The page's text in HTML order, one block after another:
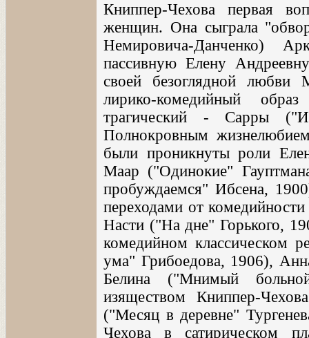
Книппер-Чехова первая
женщин. Она сыграла
Немировича-Данченко)
пассивную Елену
своей безоглядной
лирико-комедийный
трагический - Сарры
Полнокровным
были проникнуты роли
Маар ("Одинокие"
пробуждаемся" Ибсена,
переходами от
Насти ("На дне" Горького,
комедийном классическом
ума" Грибоедова, 1906),
Белина ("Мнимый
изяществом Книппер-
("Месяц в деревне"
Чехова в сатирическом